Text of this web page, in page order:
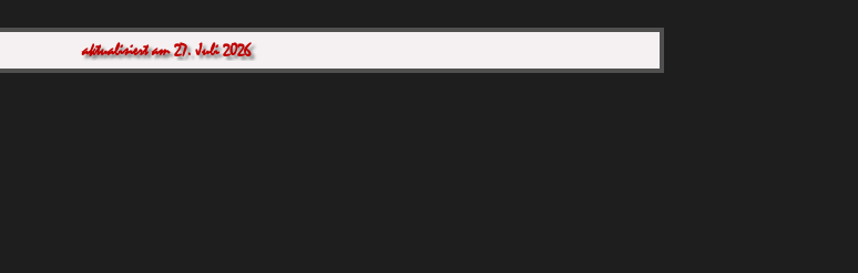
aktualisiert am 27. Juli 2026